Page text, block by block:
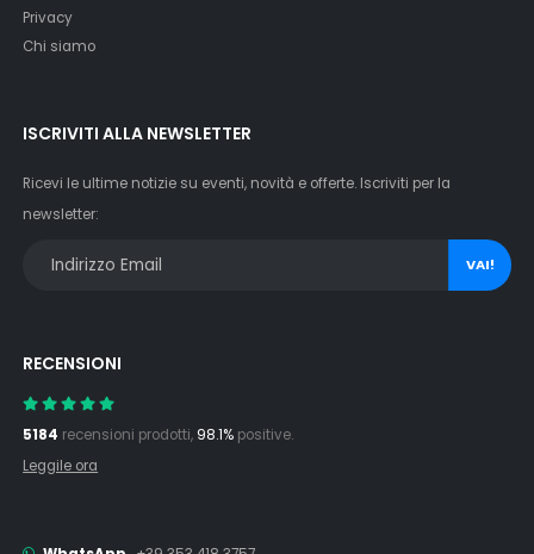
Privacy
Chi siamo
ISCRIVITI ALLA NEWSLETTER
Ricevi le ultime notizie su eventi, novità e offerte. Iscriviti per la
newsletter:
VAI!
RECENSIONI
5184 recensioni prodotti, 98.1% positive.
Leggile ora